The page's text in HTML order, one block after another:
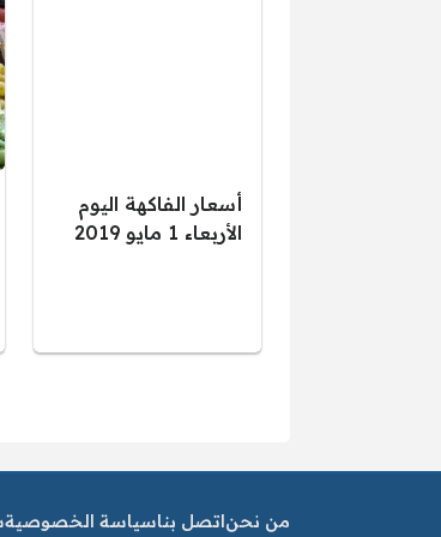
أسعار الفاكهة اليوم
الأربعاء 1 مايو 2019
من نحناتصل بناسياسة الخصوصية